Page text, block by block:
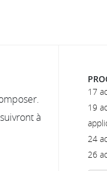
à
17
19
24
26